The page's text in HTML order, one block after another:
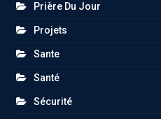
Prière Du Jour
Projets
Sante
Santé
Sécurité